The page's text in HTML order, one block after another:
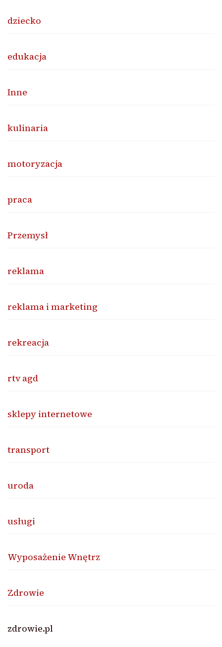
dziecko
edukacja
Inne
kulinaria
motoryzacja
praca
Przemysł
reklama
reklama i marketing
rekreacja
rtv agd
sklepy internetowe
transport
uroda
usługi
Wyposażenie Wnętrz
Zdrowie
zdrowie.pl